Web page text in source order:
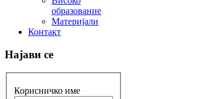
образование
Материјали
Контакт
Најави се
Корисничко име